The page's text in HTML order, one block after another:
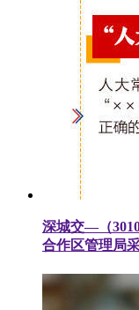
深城交—（
合作区管理局